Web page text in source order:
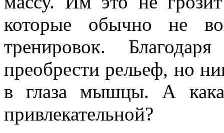
которые обычно не
тренировок.
преобрести рельеф, но
в глаза мышцы. А
привлекательной?